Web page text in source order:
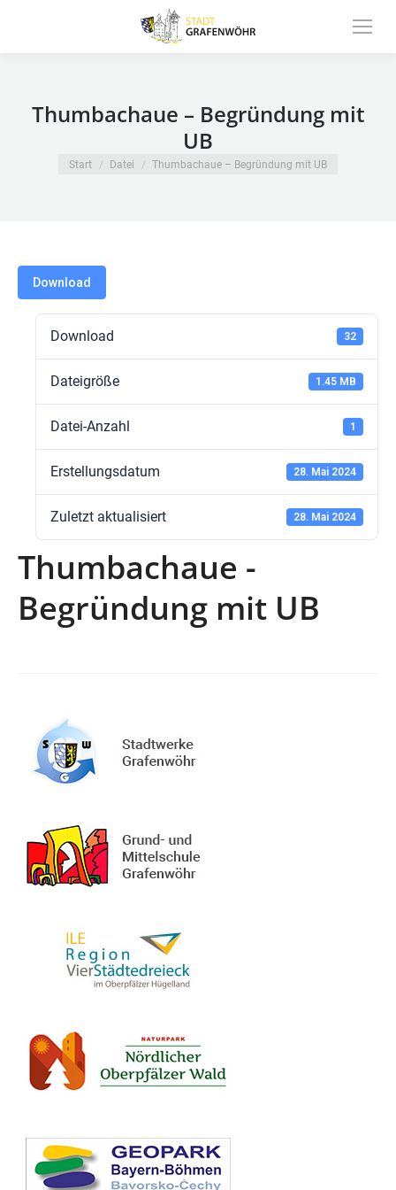
Thumbachaue – Begründung mit
UB
Sie befinden sich hier:
Start Datei Thumbachaue – Begründung mit UB
Download
Download 32
Dateigröße 1.45 MB
Datei-Anzahl 1
Erstellungsdatum 28. Mai 2024
Zuletzt aktualisiert 28. Mai 2024
Thumbachaue -
Begründung mit UB